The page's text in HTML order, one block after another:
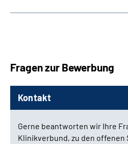
Fragen zur Bewerbung
Kontakt
Gerne beantworten wir Ihre
Klinikverbund, zu den offenen